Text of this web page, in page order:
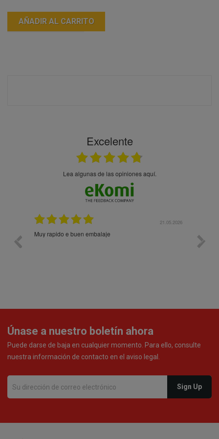
AÑADIR AL CARRITO
Excelente
Lea algunas de las opiniones aquí.
21.05.2026
Prodotti di qualità. Sito web user-friendly. Consegna
Únase a nuestro boletín ahora
Puede darse de baja en cualquier momento. Para ello, consulte
nuestra información de contacto en el aviso legal.